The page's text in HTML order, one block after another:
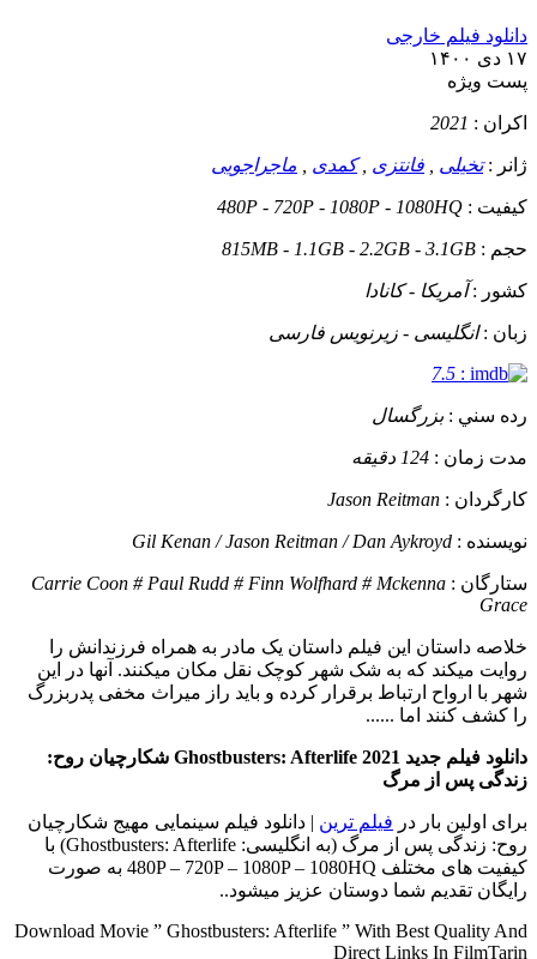
دانلود فیلم خارجی
۱۷ دی ۱۴۰۰
پست ويژه
اکران : 2021
ژانر :تخیلی فانتزی ,کمدی ماجراجویی
کيفيت : 480P - 720P - 1080P - 1080HQ
حجم : 815MB - 1.1GB - 2.2GB - 3.1GB
کشور :آمریکا - کانادا
زبان :انگلیسی - زیرنویس فارسی
:
7.5
رده سني :بزرگسال
مدت زمان : 124 دقیقه
کارگردان : Jason Reitman
نويسنده : Gil Kenan / Jason Reitman / Dan Aykroyd
ستارگان : Carrie Coon # Paul Rudd # Finn Wolfhard # Mckenna
Grace
خلاصه داستان این فیلم داستان یک مادر به همراه فرزندانش را
روایت میکند که به شک شهر کوچک نقل مکان میکنند. آنها در این
شهر با ارواح ارتباط برقرار کرده و باید راز میراث مخفی پدربزرگ
را کشف کنند اما ......
دانلود فیلم جدید Ghostbusters: Afterlife 2021 شکارچیان روح:
زندگی پس از مرگ
برای اولین بار در فیلم ترین | دانلود فیلم سینمایی مهیج شکارچیان
روح: زندگی پس از مرگ (به انگلیسی: Ghostbusters: Afterlife) با
کیفیت های مختلف 480P – 720P – 1080P – 1080HQ به صورت
رایگان تقدیم شما دوستان عزیز میشود..
Download Movie ” Ghostbusters: Afterlife ” With Best Quality And
Direct Links In FilmTarin